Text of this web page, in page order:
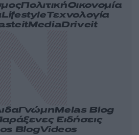
ΠολιτικήΟικονομία
LifestyleΤεχνολογία
MediaDriveit
ΓνώμηMelas Blog
Ειδήσεις
BlogVideos